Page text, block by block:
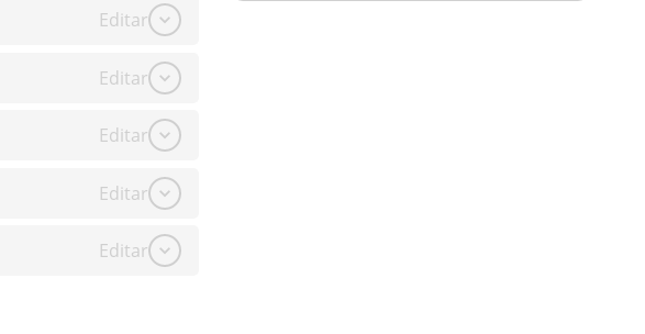
Editar
Editar
Editar
Editar
Editar